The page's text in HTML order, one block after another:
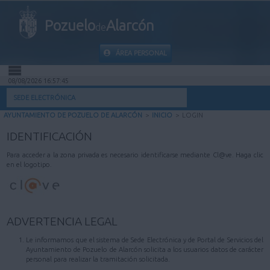
PozuelodeAlarcón
ÁREA PERSONAL
INICIO
MI CARPETA
INFORMACIÓN MUNICIPAL
AYUDA
08/08/2026 16:57:45
SEDE ELECTRÓNICA
AYUNTAMIENTO DE POZUELO DE ALARCÓN > INICIO > LOGIN
IDENTIFICACIÓN
Para acceder a la zona privada es necesario identificarse mediante Cl@ve. Haga clic
en el logotipo.
ADVERTENCIA LEGAL
Le informamos que el sistema de Sede Electrónica y de Portal de Servicios del
Ayuntamiento de Pozuelo de Alarcón solicita a los usuarios datos de carácter
personal para realizar la tramitación solicitada.